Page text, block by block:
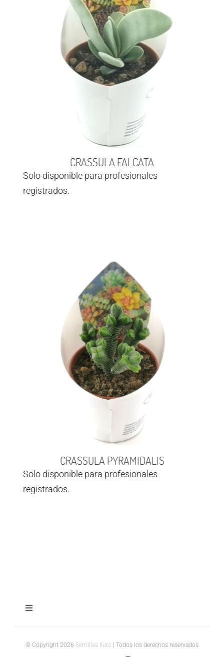
CRASSULA FALCATA
Solo disponible para profesionales
registrados.
CRASSULA PYRAMIDALIS
Solo disponible para profesionales
registrados.
Toggle
© Copyright 2026 Semillas Iluro | Todos los derechos reservados